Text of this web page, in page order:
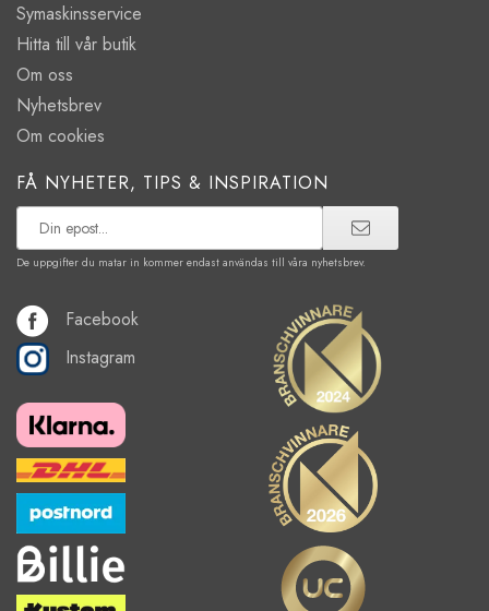
Symaskinsservice
Hitta till vår butik
Om oss
Nyhetsbrev
Om cookies
FÅ NYHETER, TIPS & INSPIRATION
De uppgifter du matar in kommer endast användas till våra nyhetsbrev.
Facebook
Instagram